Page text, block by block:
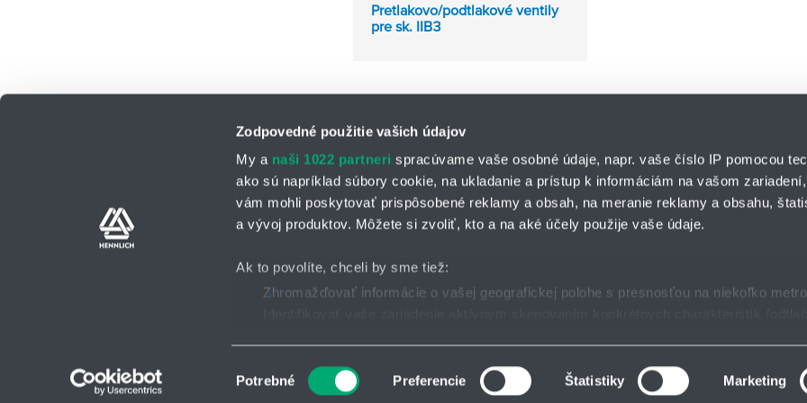
Zodpovedné použitie vašich údajov
My a naši 1022 partneri spracúvame vaše osobné údaje, napr. vaše číslo IP pomocou
ako sú napríklad súbory cookie, na ukladanie a prístup k informáciám na vašom
vám mohli poskytovať prispôsobené reklamy a obsah, na meranie reklamy a obsahu,
a vývoj produktov. Môžete si zvoliť, kto a na aké účely použije vaše údaje.
Ak to povolíte, chceli by sme tiež:
Zhromažďovať informácie o vašej geografickej polohe s presnosťou na niekoľko
súhlasu
Potrebné Preferencie Štatistiky Marketing
Pretlakovo/podtlakové ventily
pre sk. IIB3
HENNLICH s.r.o.
Košťany nad Turcom